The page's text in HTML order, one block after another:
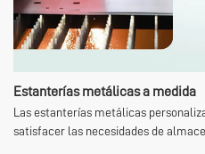
Estanterías metálicas a medida
Las estanterías metálicas
satisfacer las necesidades de